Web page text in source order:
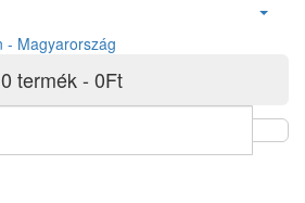
0 termék - 0Ft